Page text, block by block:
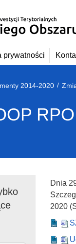
prywatności
2014-2020 /
Dnia
2020